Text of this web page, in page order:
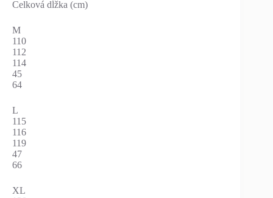
Celková dĺžka (cm)
M
110
112
114
45
64
L
115
116
119
47
66
XL